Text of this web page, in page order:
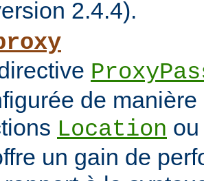
2.4.4).
de
Location
un gain de